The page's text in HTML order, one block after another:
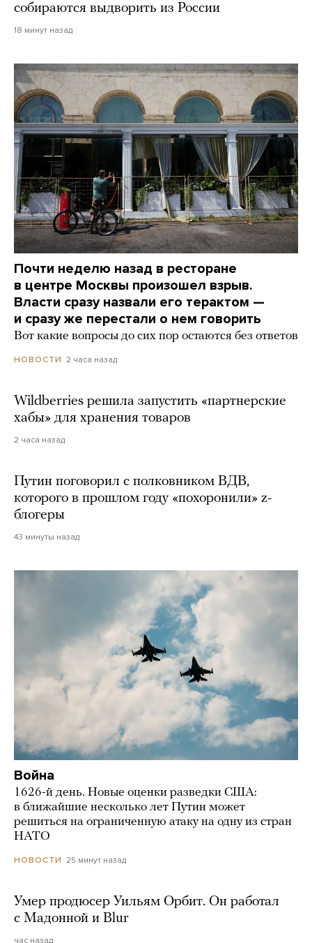
собираются выдворить из России
18 минут назад
Почти неделю назад в ресторане
в центре Москвы произошел взрыв.
Власти сразу назвали его терактом —
и сразу же перестали о нем говорить
Вот какие вопросы до сих пор остаются без ответов
НОВОСТИ 2 часа назад
Wildberries решила запустить «партнерские
хабы» для хранения товаров
2 часа назад
Путин поговорил с полковником ВДВ,
которого в прошлом году «похоронили» z-
блогеры
43 минуты назад
Война
1626-й день. Новые оценки разведки США:
в ближайшие несколько лет Путин может
решиться на ограниченную атаку на одну из стран
НАТО
НОВОСТИ 25 минут назад
Умер продюсер Уильям Орбит. Он работал
с Мадонной и Blur
час назад